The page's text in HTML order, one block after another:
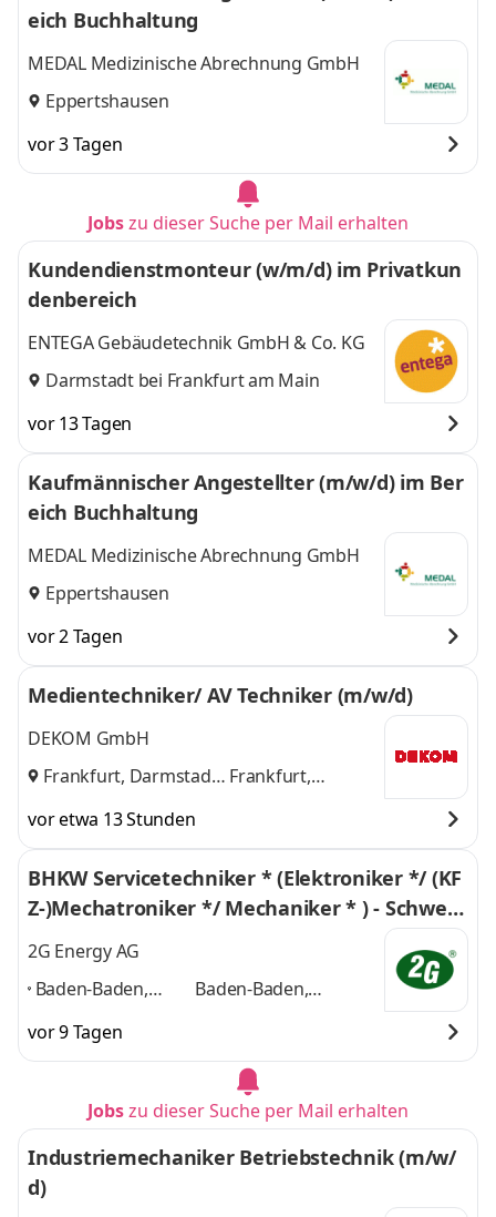
eich Buchhaltung
MEDAL Medizinische Abrechnung GmbH
Eppertshausen
vor 3 Tagen
Jobszu dieser Suche per Mail erhalten
Kundendienstmonteur (w/m/d) im Privatkun
denbereich
ENTEGA Gebäudetechnik GmbH & Co. KG
Darmstadt bei Frankfurt am Main
vor 13 Tagen
Kaufmännischer Angestellter (m/w/d) im Ber
eich Buchhaltung
MEDAL Medizinische Abrechnung GmbH
Eppertshausen
vor 2 Tagen
Medientechniker/ AV Techniker (m/w/d)
DEKOM GmbH
Frankfurt, Darmstadt Frankfurt,
vor etwa 13 Stunden
BHKW Servicetechniker * (Elektroniker */ (KF
Z-)Mechatroniker */ Mechaniker * ) - Schwerp
unkt MWM/Jenbacher Motoren
2G Energy AG
Baden-Baden,
Heidelberg,
Heilbronn,
Rhein, Mannheim,
Baden-Baden,
Ludwigshafen am
Rhein, Mannheim
4 weitere
vor 9 Tagen
Jobszu dieser Suche per Mail erhalten
Industriemechaniker Betriebstechnik (m/w/
d)